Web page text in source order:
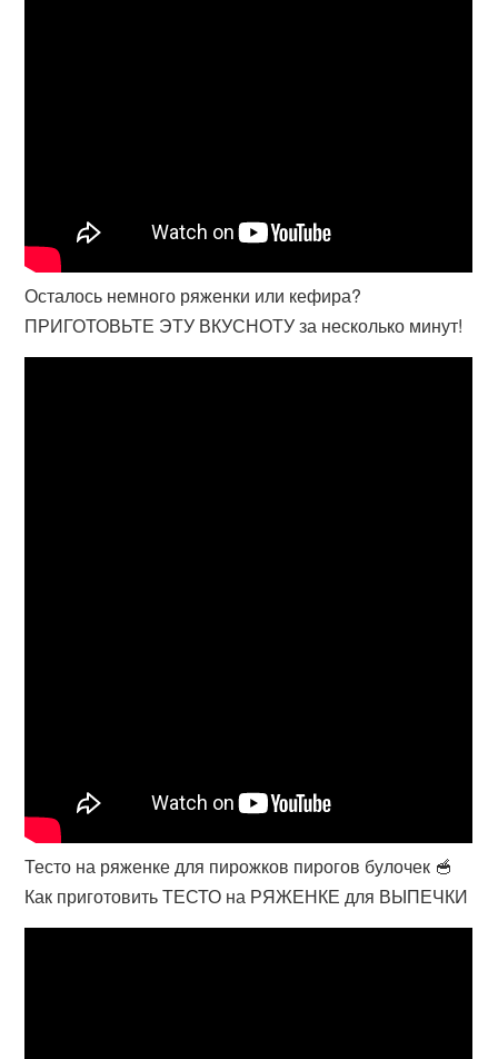
Осталось немного ряженки или кефира?
ПРИГОТОВЬТЕ ЭТУ ВКУСНОТУ за несколько минут!
Тесто на ряженке для пирожков пирогов булочек 🥣
Как приготовить ТЕСТО на РЯЖЕНКЕ для ВЫПЕЧКИ